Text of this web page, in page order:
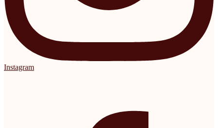
Instagram